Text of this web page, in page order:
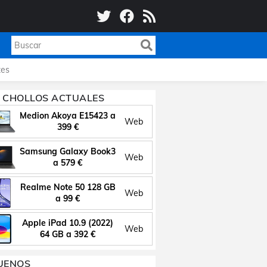
CHOLLOS ACTUALES
Medion Akoya E15423 a
399 €
Web
Samsung Galaxy Book3
a 579 €
Web
Realme Note 50 128 GB
a 99 €
Web
Apple iPad 10.9 (2022)
64 GB a 392 €
Web